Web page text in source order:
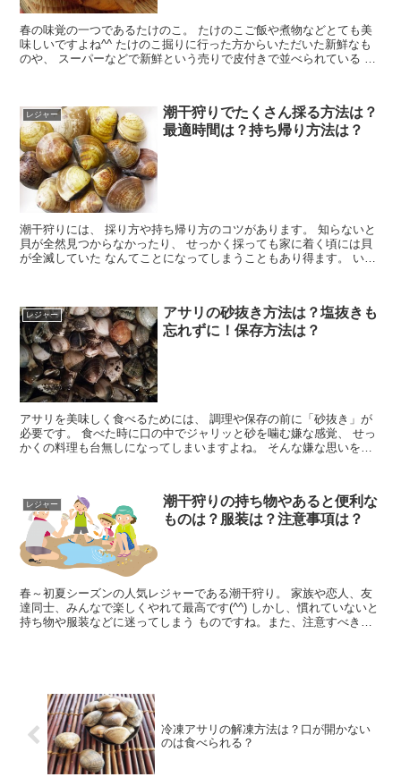
春の味覚の一つであるたけのこ。 たけのこご飯や煮物などとても美
味しいですよね^^ たけのこ掘りに行った方からいただいた新鮮なも
のや、 スーパーなどで新鮮という売りで皮付きで並べられている も
レジャー
潮干狩りでたくさん採る方法は？
最適時間は？持ち帰り方法は？
潮干狩りには、 採り方や持ち帰り方のコツがあります。 知らないと
貝が全然見つからなかったり、 せっかく採っても家に着く頃には貝
が全滅していた なんてことになってしまうこともあり得ます。 いっ
レジャー
アサリの砂抜き方法は？塩抜きも
忘れずに！保存方法は？
アサリを美味しく食べるためには、 調理や保存の前に「砂抜き」が
必要です。 食べた時に口の中でジャリッと砂を噛む嫌な感覚、 せっ
かくの料理も台無しになってしまいますよね。 そんな嫌な思いをす
レジャー
潮干狩りの持ち物やあると便利な
ものは？服装は？注意事項は？
春～初夏シーズンの人気レジャーである潮干狩り。 家族や恋人、友
達同士、みんなで楽しくやれて最高です(^^) しかし、慣れていないと
持ち物や服装などに迷ってしまう ものですね。また、注意すべき点
冷凍アサリの解凍方法は？口が開かない
のは食べられる？